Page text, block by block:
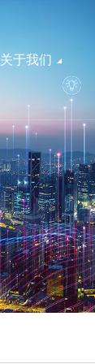
软件产品
SECMAX-
SECMAX-
SECMAX-
SECMAX-
用电卫士-
关于我们
公
招